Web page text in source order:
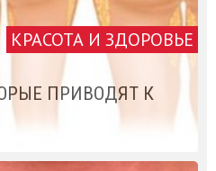
КРАСОТА И ЗДОРОВЬЕ
ПРИВОДЯТ К